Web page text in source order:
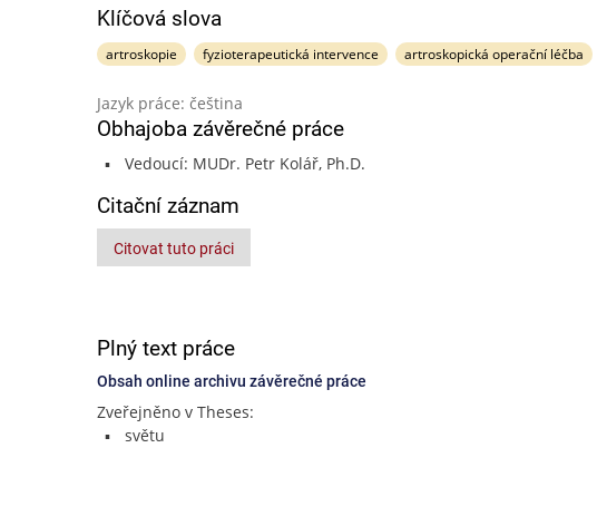
Klíčová slova
artroskopie fyzioterapeutická intervence artroskopická operační léčba
Jazyk práce: čeština
Obhajoba závěrečné práce
Vedoucí: MUDr. Petr Kolář, Ph.D.
Citační záznam
Citovat tuto práci
Plný text práce
Obsah online archivu závěrečné práce
Zveřejněno v Theses:
světu